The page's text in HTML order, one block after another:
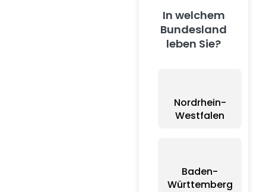
In welchem
Bundesland
leben Sie?
Nordrhein-
Westfalen
Baden-
Württemberg